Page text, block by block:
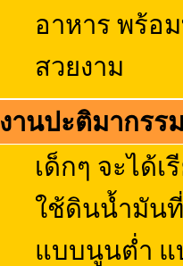
อาหาร พร้อ
สวยงาม
งานปะติมากรร
เด็กๆ จะได้
ใช้ดินน้ำมัน
แบบนูนต่ำ แ